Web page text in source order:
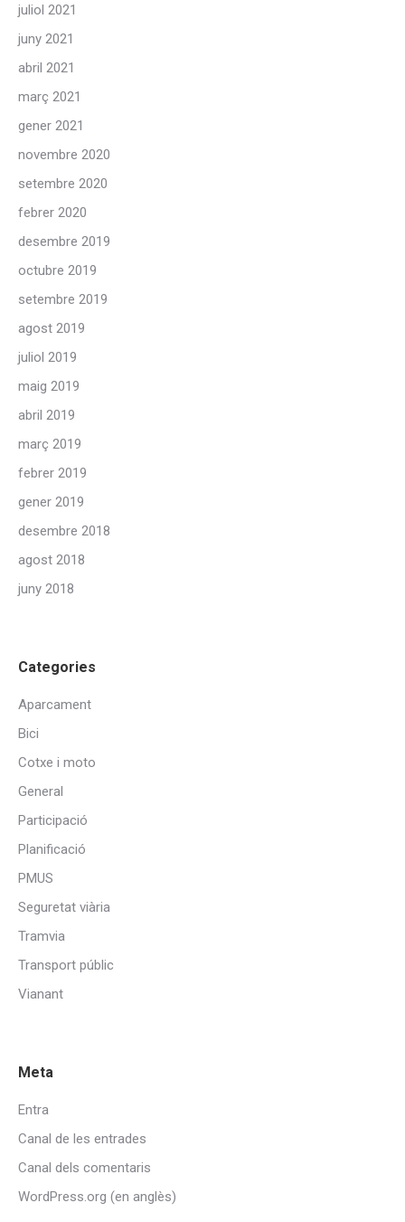
juliol 2021
juny 2021
abril 2021
març 2021
gener 2021
novembre 2020
setembre 2020
febrer 2020
desembre 2019
octubre 2019
setembre 2019
agost 2019
juliol 2019
maig 2019
abril 2019
març 2019
febrer 2019
gener 2019
desembre 2018
agost 2018
juny 2018
Categories
Aparcament
Bici
Cotxe i moto
General
Participació
Planificació
PMUS
Seguretat viària
Tramvia
Transport públic
Vianant
Meta
Entra
Canal de les entrades
Canal dels comentaris
WordPress.org (en anglès)